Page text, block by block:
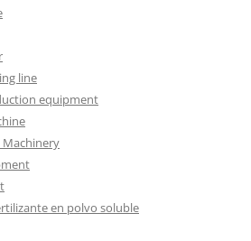
line
equipment
en polvo soluble